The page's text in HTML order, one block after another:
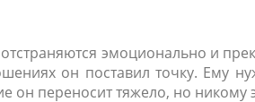
эмоционально и
он поставил точку. Ему
он переносит тяжело, но